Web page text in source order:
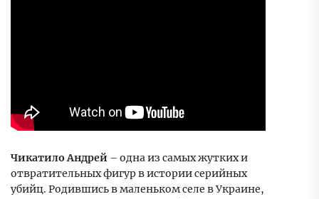
Чикатило Андрей – одна из самых жутких и
отвратительных фигур в истории серийных
убийц. Родившись в маленьком селе в Украине,